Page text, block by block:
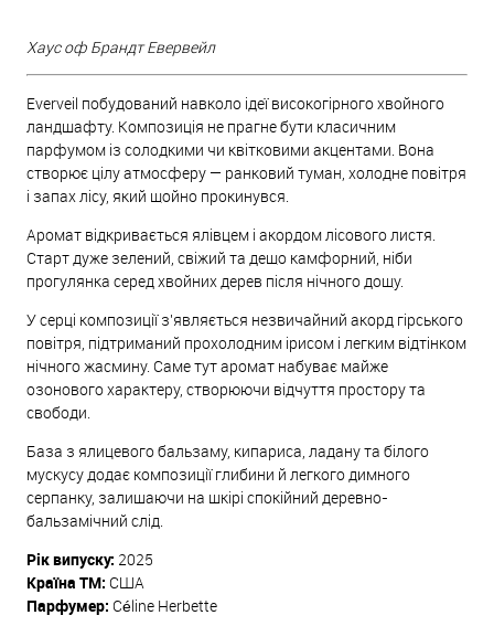
Хаус оф Брандт Евервейл
Everveil побудований навколо ідеї високогірного хвойного
ландшафту. Композиція не прагне бути класичним
парфумом із солодкими чи квітковими акцентами. Вона
створює цілу атмосферу — ранковий туман, холодне повітря
і запах лісу, який щойно прокинувся.
Аромат відкривається ялівцем і акордом лісового листя.
Старт дуже зелений, свіжий та дещо камфорний, ніби
прогулянка серед хвойних дерев після нічного дощу.
У серці композиції з'являється незвичайний акорд гірського
повітря, підтриманий прохолодним ірисом і легким відтінком
нічного жасмину. Саме тут аромат набуває майже
озонового характеру, створюючи відчуття простору та
свободи.
База з ялицевого бальзаму, кипариса, ладану та білого
мускусу додає композиції глибини й легкого димного
серпанку, залишаючи на шкірі спокійний деревно-
бальзамічний слід.
Рік випуску: 2025
Країна ТМ: США
Парфумер: Céline Herbette